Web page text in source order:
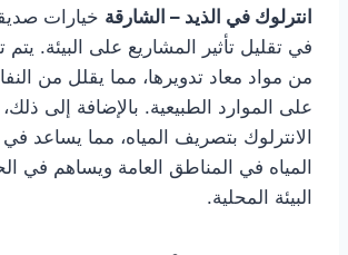
انترلوك في الذيد – الشارقة خيارات
في تقليل تأثير المشاريع على البيئة. يتم
من مواد معاد تدويرها، مما يقلل من
على الموارد الطبيعية. بالإضافة إلى
الانترلوك بتصريف المياه، مما يساعد
المياه في المناطق العامة ويساهم في
البيئة المحلية.